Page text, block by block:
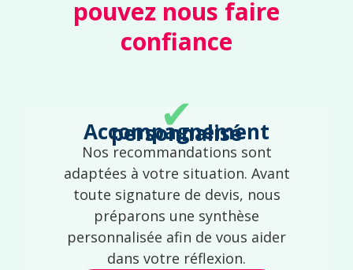
pouvez nous faire
confiance
✔
Accompagnement personnalisé
Nos recommandations sont
adaptées à votre situation. Avant
toute signature de devis, nous
préparons une synthèse
personnalisée afin de vous aider
dans votre réflexion.